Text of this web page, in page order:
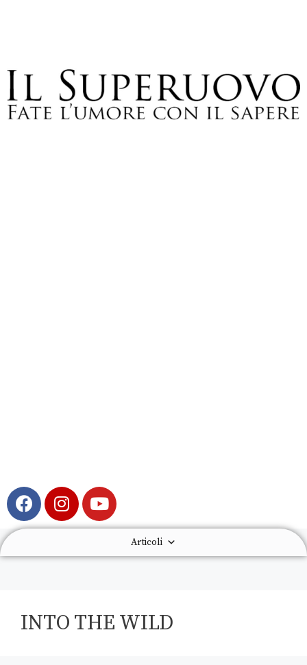
Articoli
INTO THE WILD